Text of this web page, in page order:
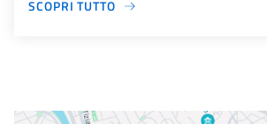
SCOPRI TUTTO